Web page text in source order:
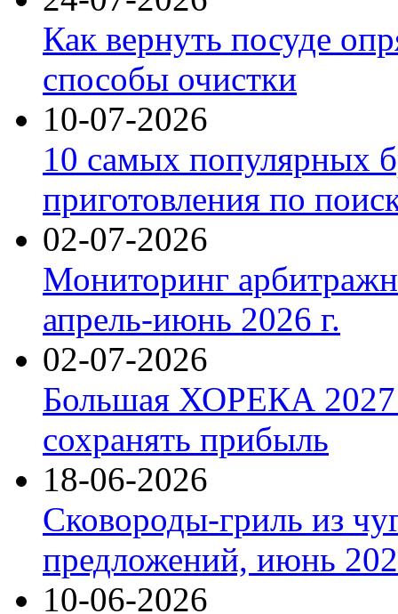
Как вернуть посуде
способы очистки
10-07-2026
10 самых популярных
приготовления по
02-07-2026
Мониторинг
апрель-июнь 2026 г.
02-07-2026
Большая ХОРЕКА 2027:
сохранять прибыль
18-06-2026
Сковороды-гриль из
предложений, июнь
10-06-2026